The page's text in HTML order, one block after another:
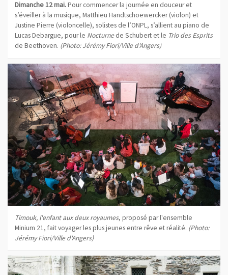
Dimanche 12 mai.Pour commencer la journée en douceur et
s’éveiller à la musique, Matthieu Handtschoewercker (violon) et
Justine Pierre (violoncelle), solistes de l’ONPL, s’allient au piano de
Lucas Debargue, pour le Nocturnede Schubert et le Trio des Esprits
de Beethoven. (Photo: Jérémy Fiori/Ville d'Angers)
Timouk, l'enfant aux deux royaumes, proposé par l'ensemble
Minium 21, fait voyager les plus jeunes entre rêve et réalité. (Photo:
Jérémy Fiori/Ville d'Angers)